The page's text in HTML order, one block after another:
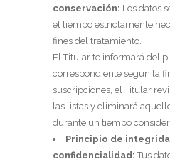
conservación: Los datos
el tiempo estrictamente
fines del tratamiento.
El Titular te informará del
correspondiente según la
suscripciones, el Titular
las listas y eliminará
durante un tiempo
Principio de
confidencialidad: Tus